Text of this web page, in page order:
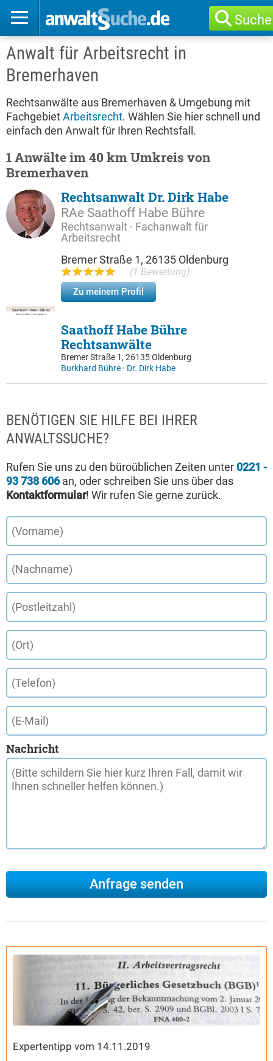
Suche
Anwalt für Arbeitsrecht in
Bremerhaven
Rechtsanwälte aus Bremerhaven & Umgebung mit
FachgebietArbeitsrecht. Wählen Sie hier schnell und
einfach den Anwalt für Ihren Rechtsfall.
1 Anwälte im 40 km Umkreis von
Bremerhaven
Rechtsanwalt Dr. Dirk Habe
RAe Saathoff Habe Bühre
Rechtsanwalt · Fachanwalt für
Arbeitsrecht
Bremer Straße 1, 26135 Oldenburg
(1 Bewertung)
Zu meinem Profil
Saathoff Habe Bühre
Rechtsanwälte
Bremer Straße 1, 26135 Oldenburg
Burkhard Bühre · Dr. Dirk Habe
BENÖTIGEN SIE HILFE BEI IHRER
ANWALTSSUCHE?
Rufen Sie uns zu den büroüblichen Zeiten unter 0221 -
93 738 606an, oder schreiben Sie uns über das
Kontaktformular! Wir rufen Sie gerne zurück.
Nachricht
Expertentipp vom 14.11.2019